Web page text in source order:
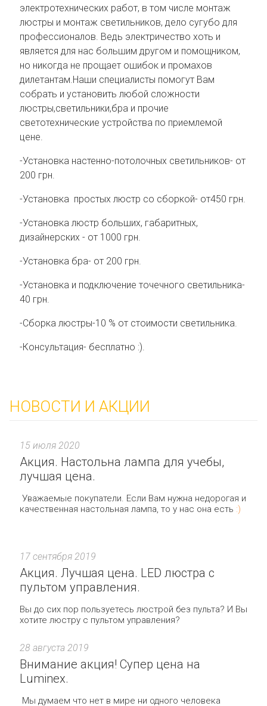
электротехнических работ, в том числе монтаж
люстры и монтаж светильников, дело сугубо для
профессионалов. Ведь электричество хоть и
является для нас большим другом и помощником,
но никогда не прощает ошибок и промахов
дилетантам.Наши специалисты помогут Вам
собрать и установить любой сложности
люстры,светильники,бра и прочие
светотехнические устройства по приемлемой
цене.
-Установка настенно-потолочных светильников- от
200 грн.
-Установка простых люстр со сборкой- от450 грн.
-Установка люстр больших, габаритных,
дизайнерских - от 1000 грн.
-Установка бра- от 200 грн.
-Установка и подключение точечного светильника-
40 грн.
-Сборка люстры-10 % от стоимости светильника.
-Консультация- бесплатно :).
НОВОСТИ И АКЦИИ
Акция. Настольна лампа для учебы,
лучшая цена.
15 июля 2020
Уважаемые покупатели. Если Вам нужна недорогая и
качественная настольная лампа, то у нас она есть :)
Акция. Лучшая цена. LED люстра с
пультом управления.
17 сентября 2019
Вы до сих пор пользуетесь люстрой без пульта? И Вы
хотите люстру с пультом управления?
Внимание акция! Супер цена на
Luminex.
28 августа 2019
Мы думаем что нет в мире ни одного человека